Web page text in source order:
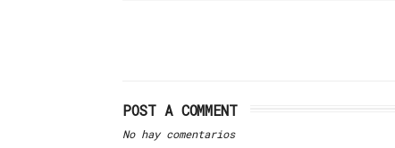
POST A COMMENT
No hay comentarios